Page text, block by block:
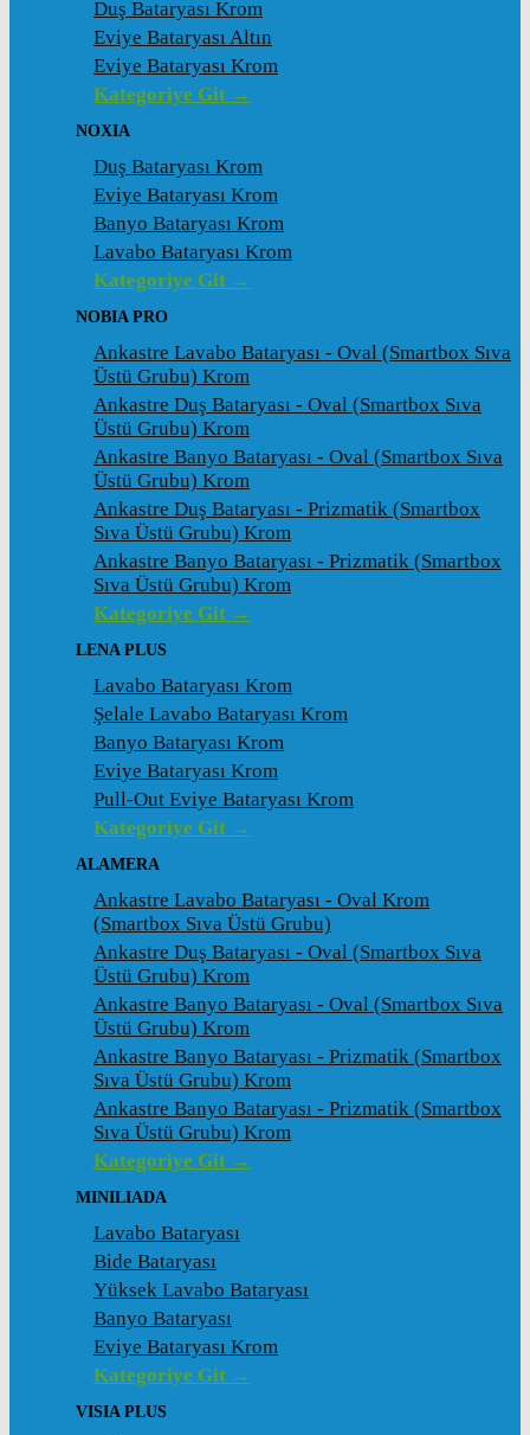
Duş Bataryası Krom
Eviye Bataryası Altın
Eviye Bataryası Krom
Kategoriye Git →
NOXIA
Duş Bataryası Krom
Eviye Bataryası Krom
Banyo Bataryası Krom
Lavabo Bataryası Krom
Kategoriye Git →
NOBIA PRO
Ankastre Lavabo Bataryası - Oval (Smartbox Sıva
Üstü Grubu) Krom
Ankastre Duş Bataryası - Oval (Smartbox Sıva
Üstü Grubu) Krom
Ankastre Banyo Bataryası - Oval (Smartbox Sıva
Üstü Grubu) Krom
Ankastre Duş Bataryası - Prizmatik (Smartbox
Sıva Üstü Grubu) Krom
Ankastre Banyo Bataryası - Prizmatik (Smartbox
Sıva Üstü Grubu) Krom
Kategoriye Git →
LENA PLUS
Lavabo Bataryası Krom
Şelale Lavabo Bataryası Krom
Banyo Bataryası Krom
Eviye Bataryası Krom
Pull-Out Eviye Bataryası Krom
Kategoriye Git →
ALAMERA
Ankastre Lavabo Bataryası - Oval Krom
(Smartbox Sıva Üstü Grubu)
Ankastre Duş Bataryası - Oval (Smartbox Sıva
Üstü Grubu) Krom
Ankastre Banyo Bataryası - Oval (Smartbox Sıva
Üstü Grubu) Krom
Ankastre Banyo Bataryası - Prizmatik (Smartbox
Sıva Üstü Grubu) Krom
Ankastre Banyo Bataryası - Prizmatik (Smartbox
Sıva Üstü Grubu) Krom
Kategoriye Git →
MINILIADA
Lavabo Bataryası
Bide Bataryası
Yüksek Lavabo Bataryası
Banyo Bataryası
Eviye Bataryası Krom
Kategoriye Git →
VISIA PLUS